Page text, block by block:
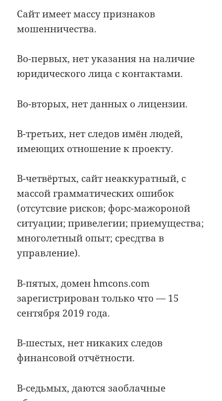
Сайт имеет массу признаков
мошенничества.
Во-первых, нет указания на наличие
юридического лица с контактами.
Во-вторых, нет данных о лицензии.
В-третьих, нет следов имён людей,
имеющих отношение к проекту.
В-четвёртых, сайт неаккуратный, с
массой грамматических ошибок
(отсутсвие рисков; форс-мажороной
ситуации; привелегии; приемущества;
многолетный опыт; сресдтва в
управление).
В-пятых, домен hmcons.com
зарегистрирован только что — 15
сентября 2019 года.
В-шестых, нет никаких следов
финансовой отчётности.
В-седьмых, даются заоблачные